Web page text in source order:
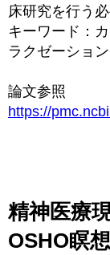
床研究を行う
キーワード：
ラクゼーショ
論文参照
https://
精神医療
OSHO瞑想